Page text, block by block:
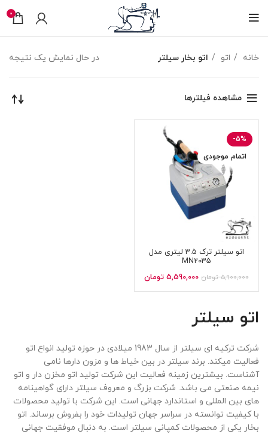
0
خانه اتو اتو بخار سیلتر در حال نمایش یک نتیجه
مشاهده فیلترها
-5%
اتمام موجودی
اتو سیلتر ترک 3.5 لیتری مدل
MN2035
5,900,000 تومان 5,590,000 تومان
اتو سیلتر
شرکت ترکیه ای سیلتر از سال 1983 میلادی در حوزه تولید انواع اتو
فعالیت میکند. برند سیلتر در بین خیاط ها و مزون دارها نامی
آشناست. بیشترین زمینه فعالیت این شرکت تولید اتو مخزن دار و اتو
نیمه صنعتی می باشد. شرکت بزرگ و معروف سیلتر دارای گواهینامه
های بین المللی و استاندارد جهانی است. این شرکت با تولید محصولات
با کیفیت توانسته در سراسر جهان تولیدات خود را بفروش برساند. اتو
بخار یکی از محصولات کمپانی سیلتر است. به دنبال موفقیت جهانی